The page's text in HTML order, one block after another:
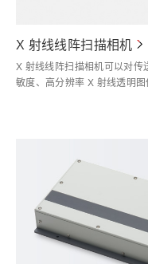
X 射线线阵扫描相机
X 射线线阵扫描相机可以对传
敏度、高分辨率 X 射线透明图